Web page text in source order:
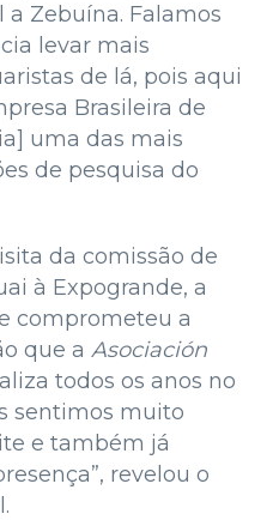
a Zebuína. Falamos
levar mais
de lá, pois aqui
Brasileira de
uma das mais
de pesquisa do
da comissão de
à Expogrande, a
comprometeu a
que a Asociación
todos os anos no
sentimos muito
e também já
revelou o